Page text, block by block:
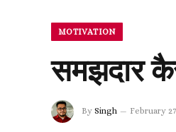
MOTIVATION
समझदार
By Singh February